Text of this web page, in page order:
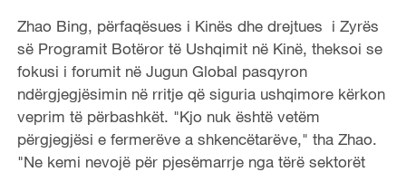
Zhao Bing, përfaqësues i Kinës dhe drejtues i Zyrës
së Programit Botëror të Ushqimit në Kinë, theksoi se
fokusi i forumit në Jugun Global pasqyron
ndërgjegjësimin në rritje që siguria ushqimore kërkon
veprim të përbashkët. "Kjo nuk është vetëm
përgjegjësi e fermerëve a shkencëtarëve," tha Zhao.
"Ne kemi nevojë për pjesëmarrje nga tërë sektorët